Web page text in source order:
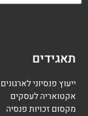
תאגידים
ייעוץ פנסיוני לארגונים
אקטואריה לעסקים
מקסום זכויות פנסיה